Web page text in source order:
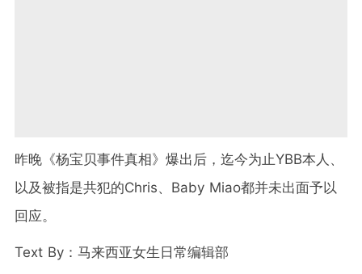
昨晚《杨宝贝事件真相》爆出后，迄今为止YBB本人、
以及被指是共犯的Chris、Baby Miao都并未出面予以
回应。
Text By：马来西亚女生日常编辑部